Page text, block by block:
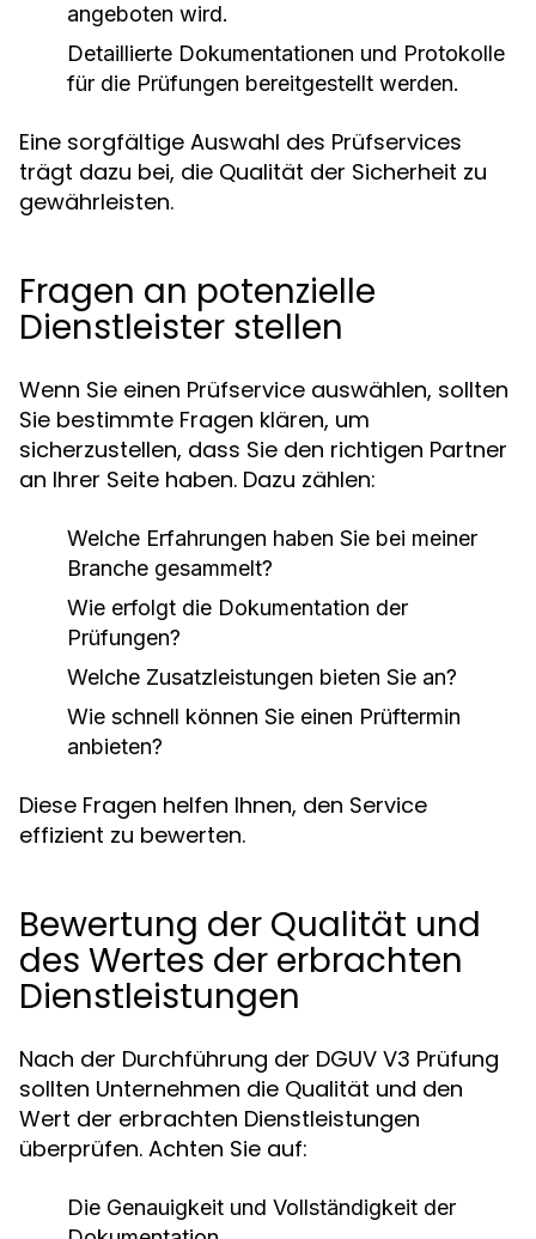
angeboten wird.
Detaillierte Dokumentationen und Protokolle
für die Prüfungen bereitgestellt werden.
Eine sorgfältige Auswahl des Prüfservices
trägt dazu bei, die Qualität der Sicherheit zu
gewährleisten.
Fragen an potenzielle
Dienstleister stellen
Wenn Sie einen Prüfservice auswählen, sollten
Sie bestimmte Fragen klären, um
sicherzustellen, dass Sie den richtigen Partner
an Ihrer Seite haben. Dazu zählen:
Welche Erfahrungen haben Sie bei meiner
Branche gesammelt?
Wie erfolgt die Dokumentation der
Prüfungen?
Welche Zusatzleistungen bieten Sie an?
Wie schnell können Sie einen Prüftermin
anbieten?
Diese Fragen helfen Ihnen, den Service
effizient zu bewerten.
Bewertung der Qualität und
des Wertes der erbrachten
Dienstleistungen
Nach der Durchführung der DGUV V3 Prüfung
sollten Unternehmen die Qualität und den
Wert der erbrachten Dienstleistungen
überprüfen. Achten Sie auf:
Die Genauigkeit und Vollständigkeit der